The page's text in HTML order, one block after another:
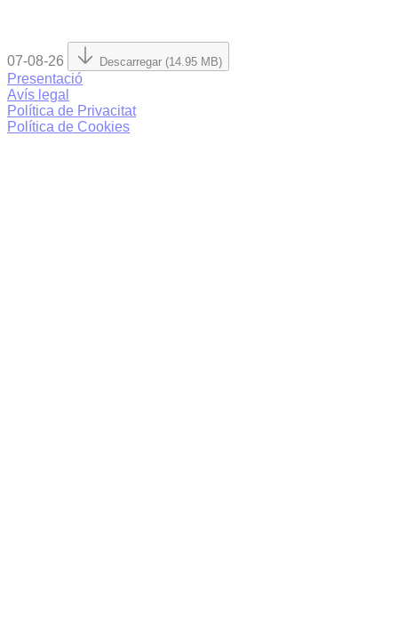
07-08-26 Descarregar (14.95 MB)
Presentació
Avís legal
Política de Privacitat
Política de Cookies